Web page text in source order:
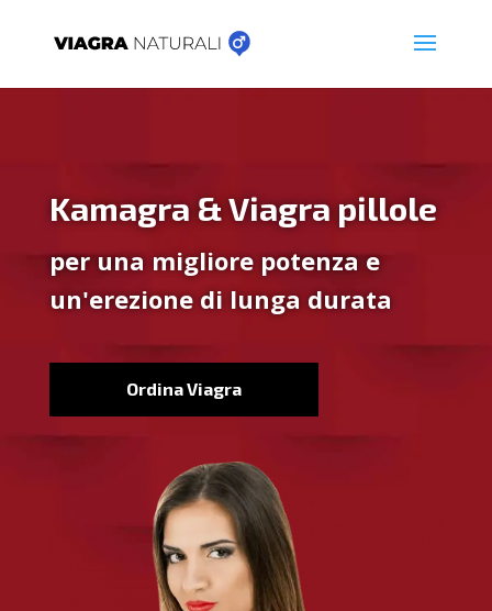
Kamagra & Viagra pillole
per una migliore potenza e
un'erezione di lunga durata
Ordina Viagra